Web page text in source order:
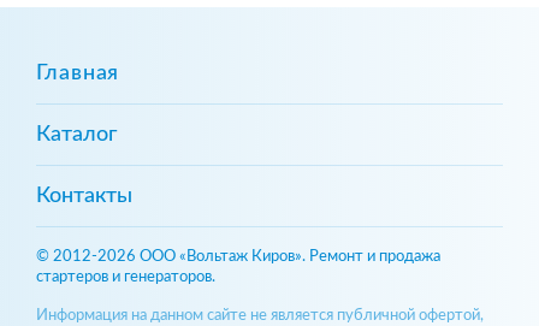
Главная
Каталог
Контакты
© 2012-2026 ООО «Вольтаж Киров». Ремонт и продажа
стартеров и генераторов.
Информация на данном сайте не является публичной офертой,